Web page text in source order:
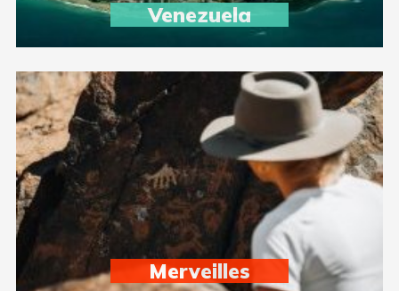
Venezuela
Merveilles